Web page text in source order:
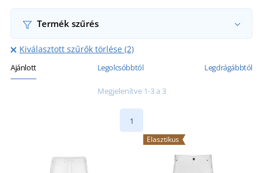
Termék szűrés
Kiválasztott szűrők törlése (2)
Ajánlott Legolcsóbbtól Legdrágábbtól
Megjelenítve 1-3 a 3
1
Elasztikus